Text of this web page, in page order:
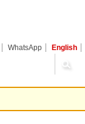
WhatsApp English